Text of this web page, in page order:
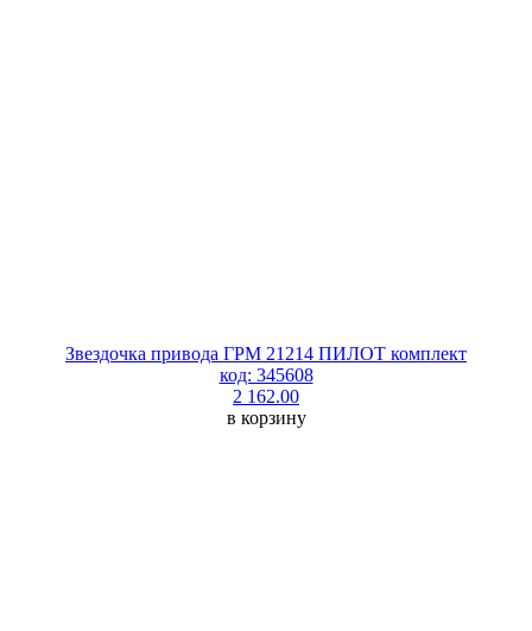
Звездочка привода ГРМ 21214 ПИЛОТ комплект
код: 345608
2 162.00
в корзину